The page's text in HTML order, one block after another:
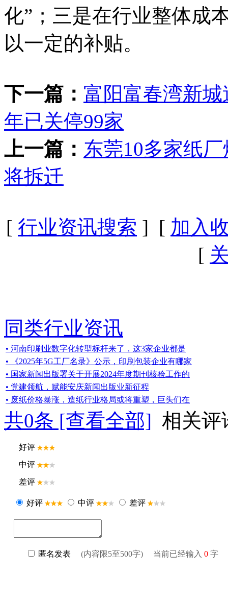
化”；三是在行业整体成
以一定的补贴。
下一篇： 富阳富春湾新
年已关停99家
上一篇： 东莞10多家纸
将拆迁
[ 行业资讯搜索 ] [ 加入
[
同类行业资讯
• 河南印刷业数字化转型标杆来了，这3家企业都是
• 《2025年5G工厂名录》公示，印刷包装企业有哪家
• 国家新闻出版署关于开展2024年度期刊核验工作的
• 党建领航，赋能安庆新闻出版业新征程
• 废纸价格暴涨，造纸行业格局或将重塑，巨头们在
共0条 [查看全部] 相关评